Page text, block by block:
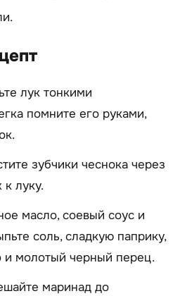
лук тонкими
помните его руками,
зубчики чеснока через
к луку.
масло, соевый соус и
соль, сладкую паприку,
и молотый черный перец.
маринад до